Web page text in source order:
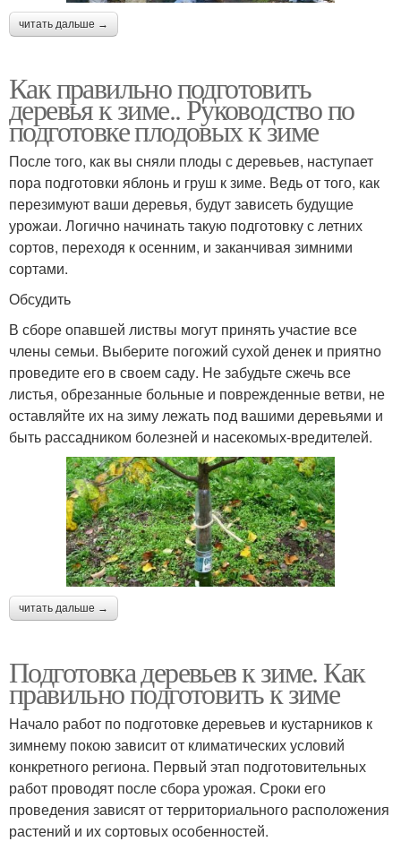
читать дальше →
Как правильно подготовить
деревья к зиме.. Руководство по
подготовке плодовых к зиме
После того, как вы сняли плоды с деревьев, наступает
пора подготовки яблонь и груш к зиме. Ведь от того, как
перезимуют ваши деревья, будут зависеть будущие
урожаи. Логично начинать такую подготовку с летних
сортов, переходя к осенним, и заканчивая зимними
сортами.
Обсудить
В сборе опавшей листвы могут принять участие все
члены семьи. Выберите погожий сухой денек и приятно
проведите его в своем саду. Не забудьте сжечь все
листья, обрезанные больные и поврежденные ветви, не
оставляйте их на зиму лежать под вашими деревьями и
быть рассадником болезней и насекомых-вредителей.
читать дальше →
Подготовка деревьев к зиме. Как
правильно подготовить к зиме
Начало работ по подготовке деревьев и кустарников к
зимнему покою зависит от климатических условий
конкретного региона. Первый этап подготовительных
работ проводят после сбора урожая. Сроки его
проведения зависят от территориального расположения
растений и их сортовых особенностей.